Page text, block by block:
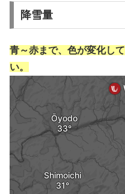
降雪量
青～赤まで、色が変化し
い。